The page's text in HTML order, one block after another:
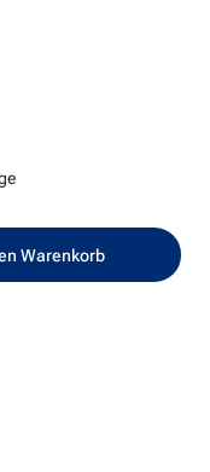
Warenkorb